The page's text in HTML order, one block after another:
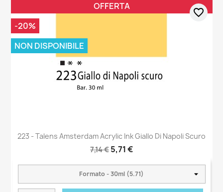
223 - Talens Amsterdam Acrylic Ink Giallo Di Napoli Scuro
7,14 € 5,71 €
OFFERTA
-20%
NON DISPONIBILE
favorite_border